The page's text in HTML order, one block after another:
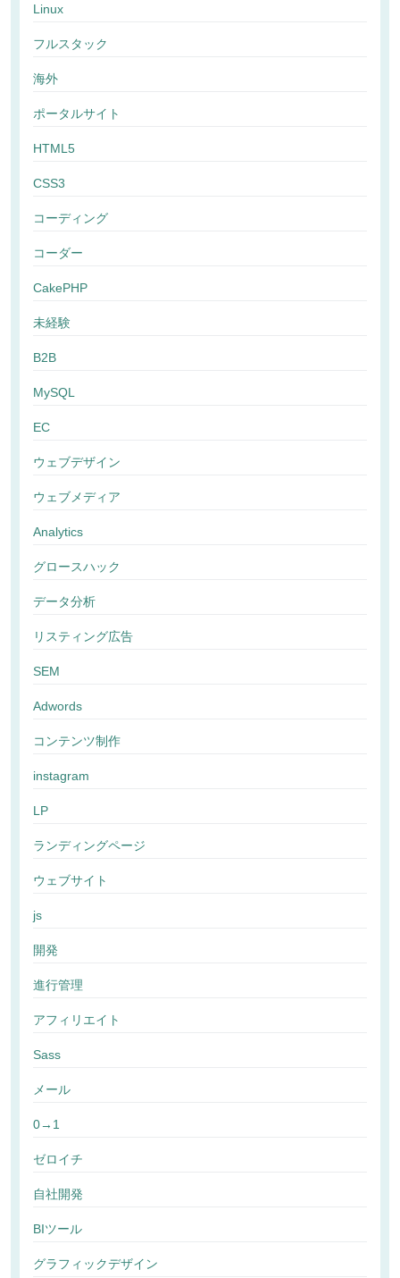
Linux
フルスタック
海外
ポータルサイト
HTML5
CSS3
コーディング
コーダー
CakePHP
未経験
B2B
MySQL
EC
ウェブデザイン
ウェブメディア
Analytics
グロースハック
データ分析
リスティング広告
SEM
Adwords
コンテンツ制作
instagram
LP
ランディングページ
ウェブサイト
js
開発
進行管理
アフィリエイト
Sass
メール
0→1
ゼロイチ
自社開発
BIツール
グラフィックデザイン